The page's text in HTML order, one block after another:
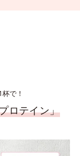
で！
ロテイン」